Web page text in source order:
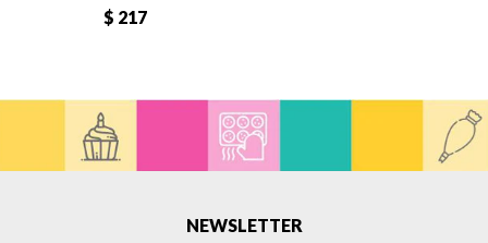
$ 217
NEWSLETTER